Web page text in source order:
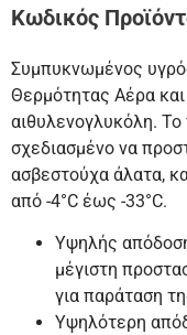
Κωδικός
Συμπυκνωμένος
Θερμότητας Αέρα
αιθυλενογλυκόλη.
σχεδιασμένο να
ασβεστούχα άλατα,
από -4°C έως -33°C.
Υψηλής
μέγιστη
για παράταση
Υψηλότερη